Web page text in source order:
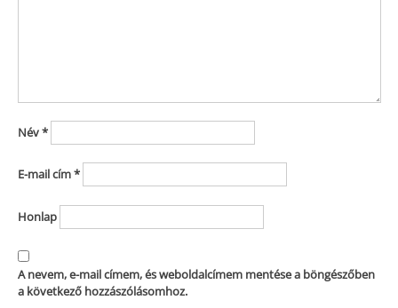
Név*
E-mail cím*
Honlap
A nevem, e-mail címem, és weboldalcímem mentése a böngészőben
a következő hozzászólásomhoz.